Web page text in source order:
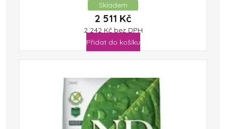
Skladem
2 511 Kč
2 242 Kč bez DPH
Přidat do košíku